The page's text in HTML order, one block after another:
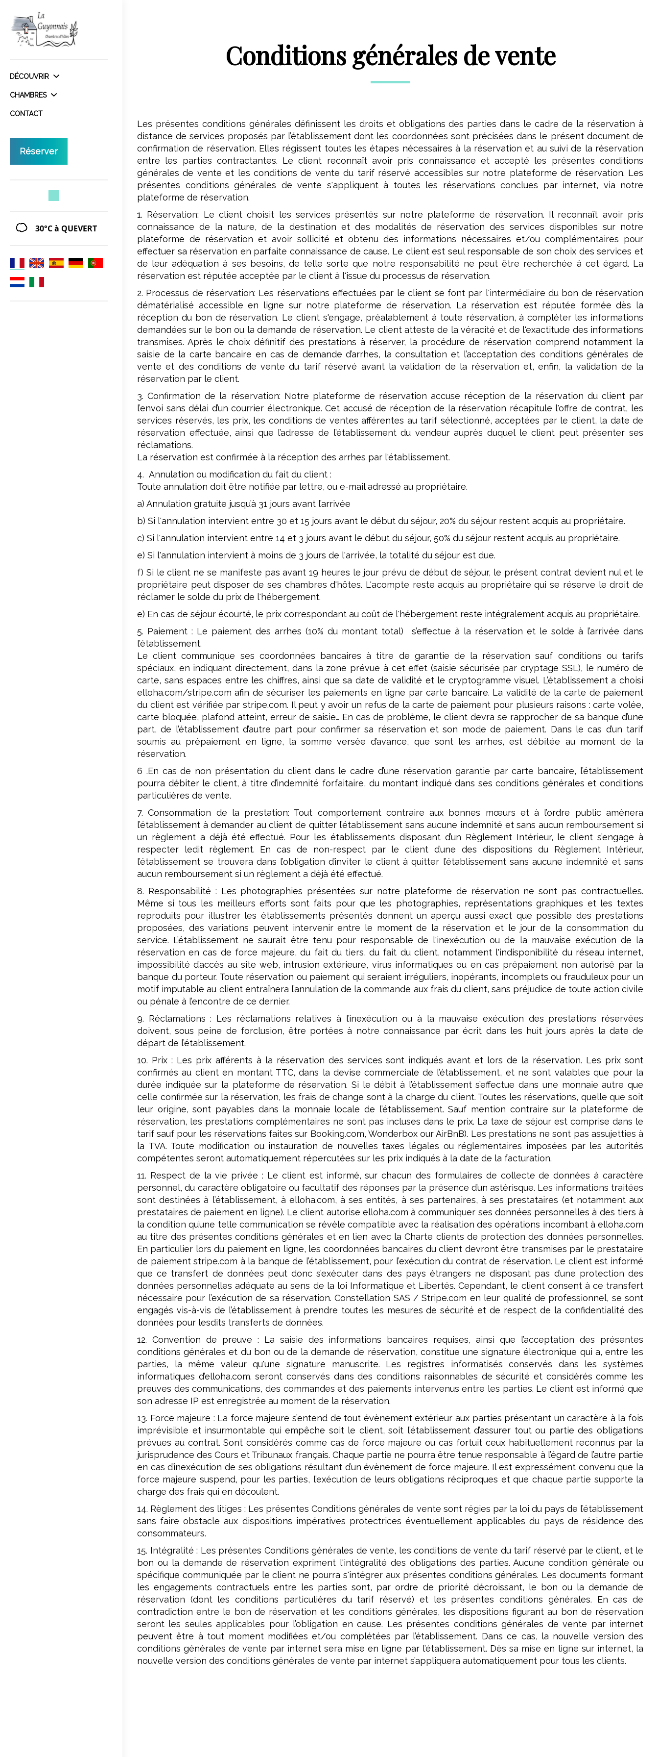
DÉCOUVRIR
CHAMBRES
CONTACT
Réserver
30°Cà QUEVERT
Conditions générales de vente
Les présentes conditions générales définissent les droits et obligations des parties dans le cadre de la réservation à
distance de services proposés par l’établissement dont les coordonnées sont précisées dans le présent document de
confirmation de réservation. Elles régissent toutes les étapes nécessaires à la réservation et au suivi de la réservation
entre les parties contractantes. Le client reconnaît avoir pris connaissance et accepté les présentes conditions
générales de vente et les conditions de vente du tarif réservé accessibles sur notre plateforme de réservation. Les
présentes conditions générales de vente s'appliquent à toutes les réservations conclues par internet, via notre
plateforme de réservation.
1. Réservation: Le client choisit les services présentés sur notre plateforme de réservation. Il reconnaît avoir pris
connaissance de la nature, de la destination et des modalités de réservation des services disponibles sur notre
plateforme de réservation et avoir sollicité et obtenu des informations nécessaires et/ou complémentaires pour
effectuer sa réservation en parfaite connaissance de cause. Le client est seul responsable de son choix des services et
de leur adéquation à ses besoins, de telle sorte que notre responsabilité ne peut être recherchée à cet égard. La
réservation est réputée acceptée par le client à l'issue du processus de réservation.
2. Processus de réservation: Les réservations effectuées par le client se font par l'intermédiaire du bon de réservation
dématérialisé accessible en ligne sur notre plateforme de réservation. La réservation est réputée formée dès la
réception du bon de réservation. Le client s'engage, préalablement à toute réservation, à compléter les informations
demandées sur le bon ou la demande de réservation. Le client atteste de la véracité et de l'exactitude des informations
transmises. Après le choix définitif des prestations à réserver, la procédure de réservation comprend notamment la
saisie de la carte bancaire en cas de demande d’arrhes, la consultation et l’acceptation des conditions générales de
vente et des conditions de vente du tarif réservé avant la validation de la réservation et, enfin, la validation de la
réservation par le client.
3. Confirmation de la réservation: Notre plateforme de réservation accuse réception de la réservation du client par
l’envoi sans délai d’un courrier électronique. Cet accusé de réception de la réservation récapitule l'offre de contrat, les
services réservés, les prix, les conditions de ventes afférentes au tarif sélectionné, acceptées par le client, la date de
réservation effectuée, ainsi que l’adresse de l’établissement du vendeur auprès duquel le client peut présenter ses
réclamations.
La réservation est confirmée à la réception des arrhes par l'établissement.
4. Annulation ou modification du fait du client :
Toute annulation doit être notifiée par lettre, ou e-mail adressé au propriétaire.
a) Annulation gratuite jusqu’à 31 jours avant l’arrivée
b) Si l'annulation intervient entre 30 et 15 jours avant le début du séjour, 20% du séjour restent acquis au propriétaire.
c) Si l'annulation intervient entre 14 et 3 jours avant le début du séjour, 50% du séjour restent acquis au propriétaire.
e) Si l'annulation intervient à moins de 3 jours de l'arrivée, la totalité du séjour est due.
f) Si le client ne se manifeste pas avant 19 heures le jour prévu de début de séjour, le présent contrat devient nul et le
propriétaire peut disposer de ses chambres d'hôtes. L'acompte reste acquis au propriétaire qui se réserve le droit de
réclamer le solde du prix de l'hébergement.
e) En cas de séjour écourté, le prix correspondant au coût de l'hébergement reste intégralement acquis au propriétaire.
5. Paiement : Le paiement des arrhes (10% du montant total) s’effectue à la réservation et le solde à l’arrivée dans
l’établissement.
Le client communique ses coordonnées bancaires à titre de garantie de la réservation sauf conditions ou tarifs
spéciaux, en indiquant directement, dans la zone prévue à cet effet (saisie sécurisée par cryptage SSL), le numéro de
carte, sans espaces entre les chiffres, ainsi que sa date de validité et le cryptogramme visuel. L’établissement a choisi
elloha.com/stripe.com afin de sécuriser les paiements en ligne par carte bancaire. La validité de la carte de paiement
du client est vérifiée par stripe.com. Il peut y avoir un refus de la carte de paiement pour plusieurs raisons : carte volée,
carte bloquée, plafond atteint, erreur de saisie… En cas de problème, le client devra se rapprocher de sa banque d’une
part, de l’établissement d’autre part pour confirmer sa réservation et son mode de paiement. Dans le cas d’un tarif
soumis au prépaiement en ligne, la somme versée d’avance, que sont les arrhes, est débitée au moment de la
réservation.
6 .En cas de non présentation du client dans le cadre d’une réservation garantie par carte bancaire, l’établissement
pourra débiter le client, à titre d’indemnité forfaitaire, du montant indiqué dans ses conditions générales et conditions
particulières de vente.
7. Consommation de la prestation: Tout comportement contraire aux bonnes mœurs et à l’ordre public amènera
l’établissement à demander au client de quitter l’établissement sans aucune indemnité et sans aucun remboursement si
un règlement a déjà été effectué. Pour les établissements disposant d’un Règlement Intérieur, le client s’engage à
respecter ledit règlement. En cas de non-respect par le client d’une des dispositions du Règlement Intérieur,
l’établissement se trouvera dans l’obligation d’inviter le client à quitter l’établissement sans aucune indemnité et sans
aucun remboursement si un règlement a déjà été effectué.
8. Responsabilité : Les photographies présentées sur notre plateforme de réservation ne sont pas contractuelles.
Même si tous les meilleurs efforts sont faits pour que les photographies, représentations graphiques et les textes
reproduits pour illustrer les établissements présentés donnent un aperçu aussi exact que possible des prestations
proposées, des variations peuvent intervenir entre le moment de la réservation et le jour de la consommation du
service. L’établissement ne saurait être tenu pour responsable de l'inexécution ou de la mauvaise exécution de la
réservation en cas de force majeure, du fait du tiers, du fait du client, notamment l'indisponibilité du réseau internet,
impossibilité d’accès au site web, intrusion extérieure, virus informatiques ou en cas prépaiement non autorisé par la
banque du porteur. Toute réservation ou paiement qui seraient irréguliers, inopérants, incomplets ou frauduleux pour un
motif imputable au client entraînera l’annulation de la commande aux frais du client, sans préjudice de toute action civile
ou pénale à l’encontre de ce dernier.
9. Réclamations : Les réclamations relatives à l’inexécution ou à la mauvaise exécution des prestations réservées
doivent, sous peine de forclusion, être portées à notre connaissance par écrit dans les huit jours après la date de
départ de l’établissement.
10. Prix : Les prix afférents à la réservation des services sont indiqués avant et lors de la réservation. Les prix sont
confirmés au client en montant TTC, dans la devise commerciale de l’établissement, et ne sont valables que pour la
durée indiquée sur la plateforme de réservation. Si le débit à l’établissement s’effectue dans une monnaie autre que
celle confirmée sur la réservation, les frais de change sont à la charge du client. Toutes les réservations, quelle que soit
leur origine, sont payables dans la monnaie locale de l’établissement. Sauf mention contraire sur la plateforme de
réservation, les prestations complémentaires ne sont pas incluses dans le prix. La taxe de séjour est comprise dans le
tarif sauf pour les réservations faites sur Booking.com, Wonderbox our AirBnB). Les prestations ne sont pas assujetties à
la TVA. Toute modification ou instauration de nouvelles taxes légales ou réglementaires imposées par les autorités
compétentes seront automatiquement répercutées sur les prix indiqués à la date de la facturation.
11. Respect de la vie privée : Le client est informé, sur chacun des formulaires de collecte de données à caractère
personnel, du caractère obligatoire ou facultatif des réponses par la présence d’un astérisque. Les informations traitées
sont destinées à l’établissement, à elloha.com, à ses entités, à ses partenaires, à ses prestataires (et notamment aux
prestataires de paiement en ligne). Le client autorise elloha.com à communiquer ses données personnelles à des tiers à
la condition qu’une telle communication se révèle compatible avec la réalisation des opérations incombant à elloha.com
au titre des présentes conditions générales et en lien avec la Charte clients de protection des données personnelles.
En particulier lors du paiement en ligne, les coordonnées bancaires du client devront être transmises par le prestataire
de paiement stripe.com à la banque de l’établissement, pour l’exécution du contrat de réservation. Le client est informé
que ce transfert de données peut donc s’exécuter dans des pays étrangers ne disposant pas d’une protection des
données personnelles adéquate au sens de la loi Informatique et Libertés. Cependant, le client consent à ce transfert
nécessaire pour l’exécution de sa réservation. Constellation SAS / Stripe.com en leur qualité de professionnel, se sont
engagés vis-à-vis de l’établissement à prendre toutes les mesures de sécurité et de respect de la confidentialité des
données pour lesdits transferts de données.
12. Convention de preuve : La saisie des informations bancaires requises, ainsi que l’acceptation des présentes
conditions générales et du bon ou de la demande de réservation, constitue une signature électronique qui a, entre les
parties, la même valeur qu'une signature manuscrite. Les registres informatisés conservés dans les systèmes
informatiques d’elloha.com. seront conservés dans des conditions raisonnables de sécurité et considérés comme les
preuves des communications, des commandes et des paiements intervenus entre les parties. Le client est informé que
son adresse IP est enregistrée au moment de la réservation.
13. Force majeure : La force majeure s’entend de tout évènement extérieur aux parties présentant un caractère à la fois
imprévisible et insurmontable qui empêche soit le client, soit l’établissement d’assurer tout ou partie des obligations
prévues au contrat. Sont considérés comme cas de force majeure ou cas fortuit ceux habituellement reconnus par la
jurisprudence des Cours et Tribunaux français. Chaque partie ne pourra être tenue responsable à l’égard de l’autre partie
en cas d’inexécution de ses obligations résultant d’un évènement de force majeure. Il est expressément convenu que la
force majeure suspend, pour les parties, l’exécution de leurs obligations réciproques et que chaque partie supporte la
charge des frais qui en découlent.
14. Règlement des litiges : Les présentes Conditions générales de vente sont régies par la loi du pays de l’établissement
sans faire obstacle aux dispositions impératives protectrices éventuellement applicables du pays de résidence des
consommateurs.
15. Intégralité : Les présentes Conditions générales de vente, les conditions de vente du tarif réservé par le client, et le
bon ou la demande de réservation expriment l'intégralité des obligations des parties. Aucune condition générale ou
spécifique communiquée par le client ne pourra s'intégrer aux présentes conditions générales. Les documents formant
les engagements contractuels entre les parties sont, par ordre de priorité décroissant, le bon ou la demande de
réservation (dont les conditions particulières du tarif réservé) et les présentes conditions générales. En cas de
contradiction entre le bon de réservation et les conditions générales, les dispositions figurant au bon de réservation
seront les seules applicables pour l’obligation en cause. Les présentes conditions générales de vente par internet
peuvent être à tout moment modifiées et/ou complétées par l’établissement. Dans ce cas, la nouvelle version des
conditions générales de vente par internet sera mise en ligne par l’établissement. Dès sa mise en ligne sur internet, la
nouvelle version des conditions générales de vente par internet s’appliquera automatiquement pour tous les clients.